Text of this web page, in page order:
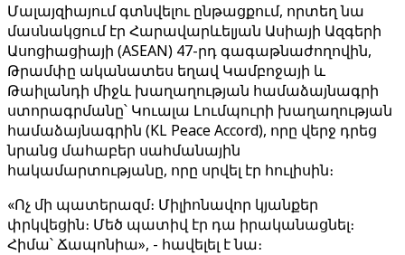
Մալայզիայում գտնվելու ընթացքում, որտեղ նա
մասնակցում էր Հարավարևելյան Ասիայի Ազգերի
Ասոցիացիայի (ASEAN) 47-րդ գագաթնաժողովին,
Թրամփը ականատես եղավ Կամբոջայի և
Թաիլանդի միջև խաղաղության համաձայնագրի
ստորագրմանը՝ Կուալա Լումպուրի խաղաղության
համաձայնագրին (KL Peace Accord), որը վերջ դրեց
նրանց մահաբեր սահմանային
հակամարտությանը, որը սրվել էր հուլիսին։
«Ոչ մի պատերազմ։ Միլիոնավոր կյանքեր
փրկվեցին։ Մեծ պատիվ էր դա իրականացնել։
Հիմա՝ Ճապոնիա», - հավելել է նա։